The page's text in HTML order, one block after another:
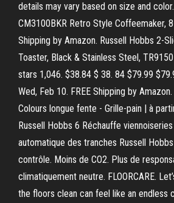
details may vary based on size and
CM3100BKR Retro Style Coffeemaker,
Shipping by Amazon. Russell Hobbs 2-
Toaster, Black & Stainless Steel,
stars 1,046. $38.84 $ 38. 84 $79.99
Wed, Feb 10. FREE Shipping by
Colours longue fente - Grille-pain | à
Russell Hobbs 6 Réchauffe
automatique des tranches Russell
contrôle. Moins de CO2. Plus de
climatiquement neutre. FLOORCARE.
the floors clean can feel like an endless